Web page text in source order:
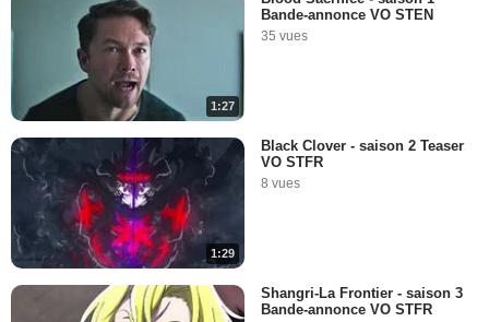
1:27
Bande-annonce VO STEN
35 vues
1:29
Black Clover - saison 2 Teaser
VO STFR
8 vues
Shangri-La Frontier - saison 3
Bande-annonce VO STFR